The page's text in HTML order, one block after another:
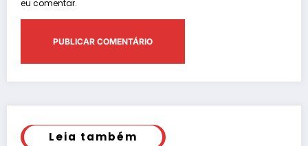
eu comentar.
Leia também